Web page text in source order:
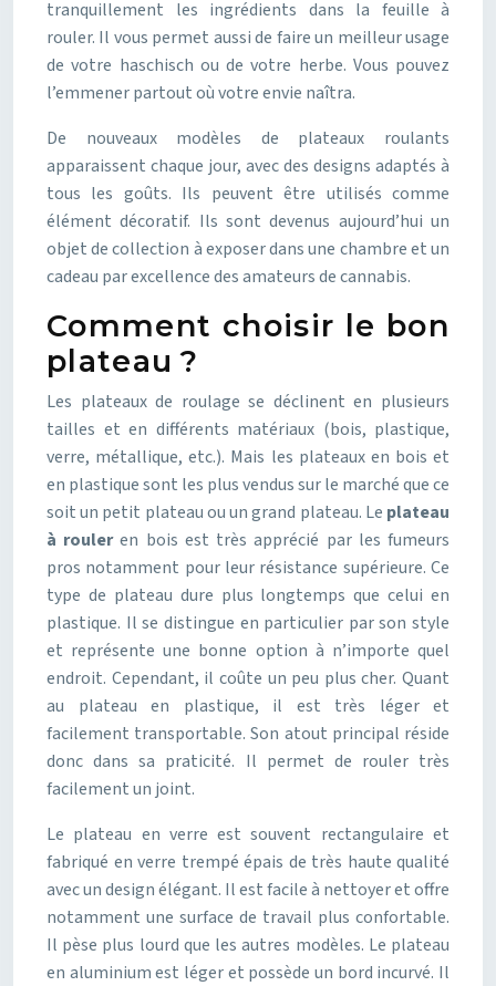
tranquillement les ingrédients dans la feuille à
rouler. Il vous permet aussi de faire un meilleur usage
de votre haschisch ou de votre herbe. Vous pouvez
l’emmener partout où votre envie naîtra.
De nouveaux modèles de plateaux roulants
apparaissent chaque jour, avec des designs adaptés à
tous les goûts. Ils peuvent être utilisés comme
élément décoratif. Ils sont devenus aujourd’hui un
objet de collection à exposer dans une chambre et un
cadeau par excellence des amateurs de cannabis.
Comment choisir le bon
plateau ?
Les plateaux de roulage se déclinent en plusieurs
tailles et en différents matériaux (bois, plastique,
verre, métallique, etc.). Mais les plateaux en bois et
en plastique sont les plus vendus sur le marché que ce
soit un petit plateau ou un grand plateau. Le plateau
à rouleren bois est très apprécié par les fumeurs
pros notamment pour leur résistance supérieure. Ce
type de plateau dure plus longtemps que celui en
plastique. Il se distingue en particulier par son style
et représente une bonne option à n’importe quel
endroit. Cependant, il coûte un peu plus cher. Quant
au plateau en plastique, il est très léger et
facilement transportable. Son atout principal réside
donc dans sa praticité. Il permet de rouler très
facilement un joint.
Le plateau en verre est souvent rectangulaire et
fabriqué en verre trempé épais de très haute qualité
avec un design élégant. Il est facile à nettoyer et offre
notamment une surface de travail plus confortable.
Il pèse plus lourd que les autres modèles. Le plateau
en aluminium est léger et possède un bord incurvé. Il